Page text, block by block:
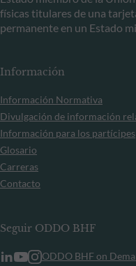
físicas titulares de una
permanente en un Estado
Información
Información Normativa
Divulgación de información
Información para los partícipes
Glosario
Carreras
Contacto
Seguir ODDO BHF
ODDO BHF on